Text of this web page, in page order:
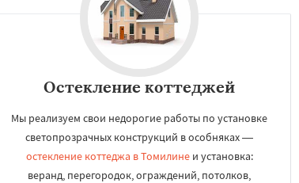
Остекление коттеджей
Мы реализуем свои недорогие работы по установке
светопрозрачных конструкций в особняках —
остекление коттеджа в Томилинеи установка:
веранд, перегородок, ограждений, потолков,